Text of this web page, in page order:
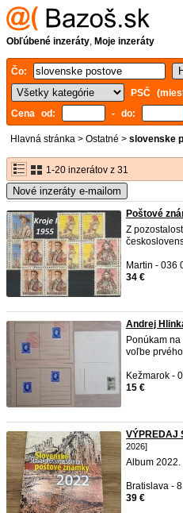
Obľúbené inzeráty, Moje inzeráty
Čo:
PSČ
Cena od:
- do:
Hlavná stránka > Ostatné > slovenske
1-20 inzerátov z 31
Nové inzeráty e-mailom
Poštové
Z
Martin - 036
34 €
Andrej
Ponúkam
voľbe
Kežmarok -
15 €
VÝPREDAJ
2026]
Album
Bratislava -
39 €